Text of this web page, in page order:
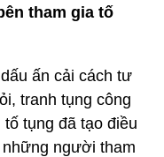
tham gia tố
ấn cải cách tư
tranh tụng công
tụng đã tạo điều
người tham